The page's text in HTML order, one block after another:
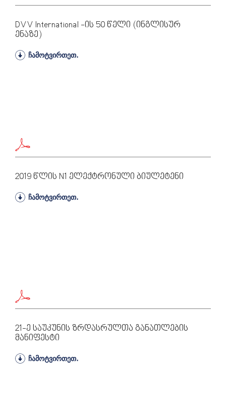
DVV International -ის 50 Წელი (ინგლისურ
Ენაზე)
ჩამოტვირთეთ.
2019 Წლის N1 Ელექტრონული Ბიულეტენი
ჩამოტვირთეთ.
21-Ე Საუკუნის Ზრდასრულთა Განათლების
Მანიფესტი
ჩამოტვირთეთ.